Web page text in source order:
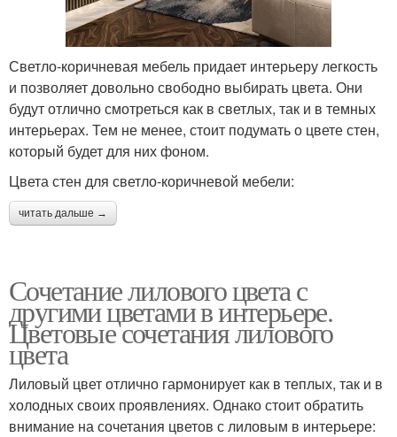
Светло-коричневая мебель придает интерьеру легкость
и позволяет довольно свободно выбирать цвета. Они
будут отлично смотреться как в светлых, так и в темных
интерьерах. Тем не менее, стоит подумать о цвете стен,
который будет для них фоном.
Цвета стен для светло-коричневой мебели:
читать дальше →
Сочетание лилового цвета с
другими цветами в интерьере.
Цветовые сочетания лилового
цвета
Лиловый цвет отлично гармонирует как в теплых, так и в
холодных своих проявлениях. Однако стоит обратить
внимание на сочетания цветов с лиловым в интерьере: